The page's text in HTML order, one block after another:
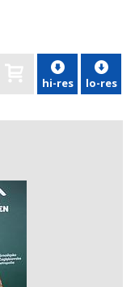
hi-res lo-res